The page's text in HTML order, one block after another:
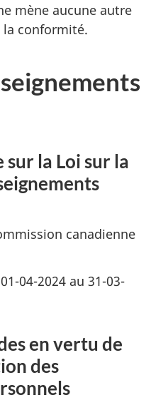
mène aucune autre
la conformité.
la Loi sur la
canadienne
01-04-2024 au 31-03-
en vertu de
des